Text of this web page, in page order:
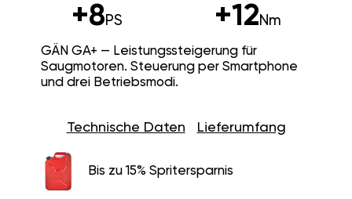
+8PS +12Nm
GÄN GA+ — Leistungssteigerung für
Saugmotoren. Steuerung per Smartphone
und drei Betriebsmodi.
Technische Daten Lieferumfang
Bis zu 15% Spritersparnis